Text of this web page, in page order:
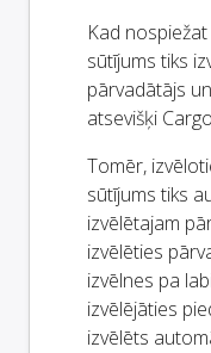
Kad nospiežat
sūtījums tiks
pārvadātājs
atsevišķi
Tomēr,
sūtījums tiks
izvēlētajam
izvēlēties
izvēlnes pa
izvēlējāties
izvēlēts